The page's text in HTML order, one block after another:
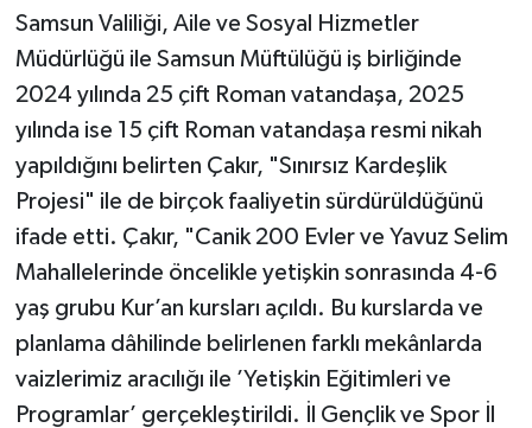
Samsun Valiliği, Aile ve Sosyal Hizmetler
Müdürlüğü ile Samsun Müftülüğü iş birliğinde
2024 yılında 25 çift Roman vatandaşa, 2025
yılında ise 15 çift Roman vatandaşa resmi nikah
yapıldığını belirten Çakır, "Sınırsız Kardeşlik
Projesi" ile de birçok faaliyetin sürdürüldüğünü
ifade etti. Çakır, "Canik 200 Evler ve Yavuz Selim
Mahallelerinde öncelikle yetişkin sonrasında 4-6
yaş grubu Kur’an kursları açıldı. Bu kurslarda ve
planlama dâhilinde belirlenen farklı mekânlarda
vaizlerimiz aracılığı ile ’Yetişkin Eğitimleri ve
Programlar’ gerçekleştirildi. İl Gençlik ve Spor İl